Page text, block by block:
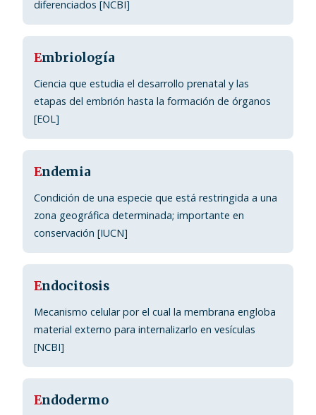
diferenciados [NCBI]
Embriología
Ciencia que estudia el desarrollo prenatal y las
etapas del embrión hasta la formación de órganos
[EOL]
Endemia
Condición de una especie que está restringida a una
zona geográfica determinada; importante en
conservación [IUCN]
Endocitosis
Mecanismo celular por el cual la membrana engloba
material externo para internalizarlo en vesículas
[NCBI]
Endodermo